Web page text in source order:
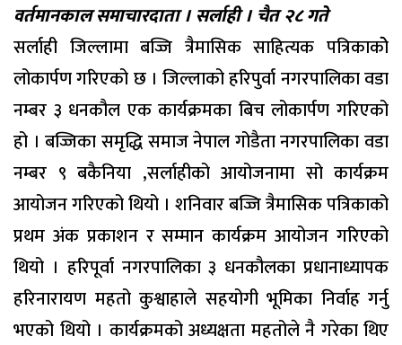
वर्तमानकाल समाचारदाता । सर्लाही । चैत २८ गते
सर्लाही जिल्लामा बज्जि त्रैमासिक साहित्यक पत्रिकाकोे
लोकार्पण गरिएको छ । जिल्लाको हरिपुर्वा नगरपालिका वडा
नम्बर ३ धनकौल एक कार्यक्रमका बिच लोकार्पण गरिएको
हो । बज्जिका समृद्धि समाज नेपाल गोडैता नगरपालिका वडा
नम्बर ९ बकैनिया ,सर्लाहीको आयोजनामा सो कार्यक्रम
आयोजन गरिएको थियो । शनिवार बज्जि त्रैमासिक पत्रिकाको
प्रथम अंक प्रकाशन र सम्मान कार्यक्रम आयोजन गरिएको
थियो । हरिपूर्वा नगरपालिका ३ धनकौलका प्रधानाध्यापक
हरिनारायण महतो कुश्वाहाले सहयोगी भूमिका निर्वाह गर्नु
भएको थियो । कार्यक्रमको अध्यक्षता महतोले नै गरेका थिए